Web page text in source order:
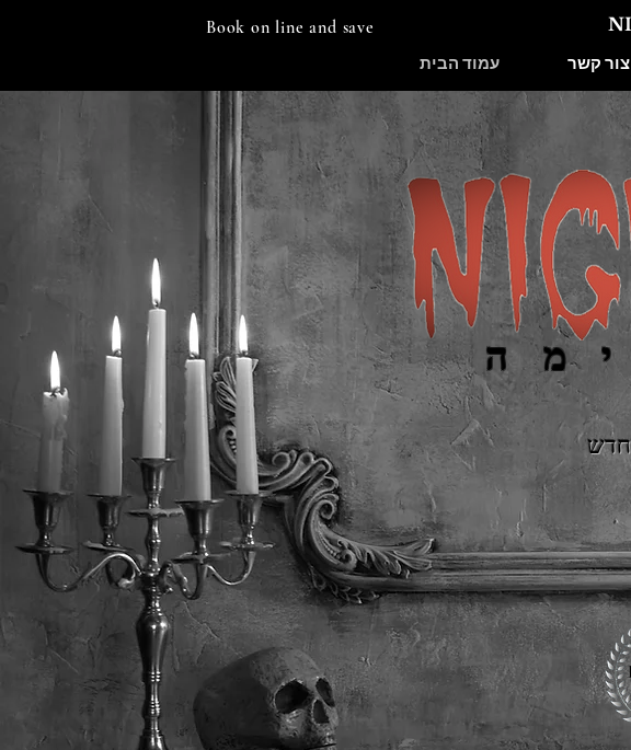
Book on line and save
עמוד הבית צור קשר